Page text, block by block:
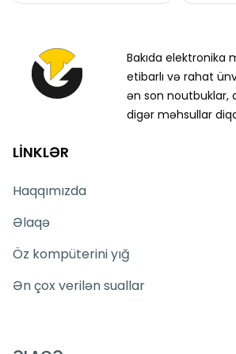
Bakıda elektronika
etibarlı və rahat
ən son noutbuklar,
digər məhsullar
LİNKLƏR
Haqqımızda
Əlaqə
Öz kompüterini yığ
Ən çox verilən suallar